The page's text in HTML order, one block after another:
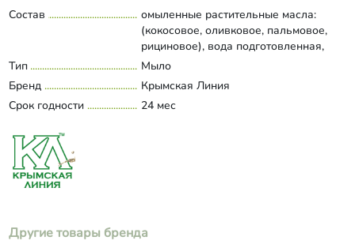
Состав
омыленные растительные масла:
(кокосовое, оливковое, пальмовое,
рициновое), вода подготовленная,
сливки сухие, масло абрикосовых
косточек, масло облепихи, экстракт
абрикоса, аннато, молотые
абрикосовые косточки.
Развернуть состав
Тип
Мыло
Бренд
Крымская Линия
Срок годности
24 мес
Другие товары бренда